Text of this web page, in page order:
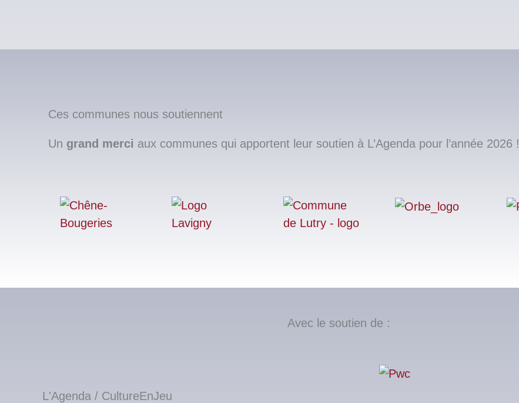
Ces communes nous soutiennent
Un grand merci aux communes qui apportent leur soutien à L’Agenda pour l’année 2026 !
L'Agenda / CultureEnJeu
Avec le soutien de :